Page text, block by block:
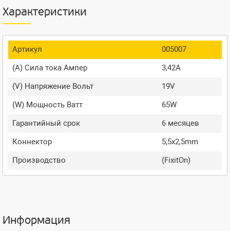
Характеристики
Артикул
005007
(A) Сила тока Ампер
3,42A
(V) Напряжение Вольт
19V
(W) Мощность Ватт
65W
Гарантийный срок
6 месяцев
Коннектор
5,5x2,5mm
Производство
(FixitOn)
Информация